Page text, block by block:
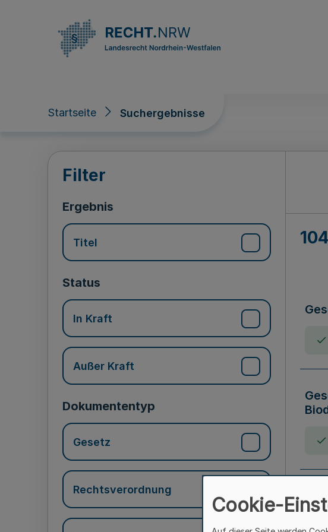
Startseite Suchergebnisse
Suchergebnisse
Filter
Ergebnis
Titel
Status
In Kraft
Außer Kraft
Dokumententyp
Gesetz
Rechtsverordnung
Cookie-